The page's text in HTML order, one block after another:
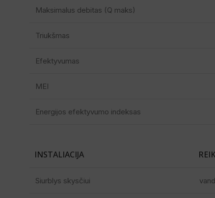
Maksimalus debitas (Q maks)
Triukšmas
Efektyvumas
MEI
Energijos efektyvumo indeksas
INSTALIACIJA
Siurblys skysčiui